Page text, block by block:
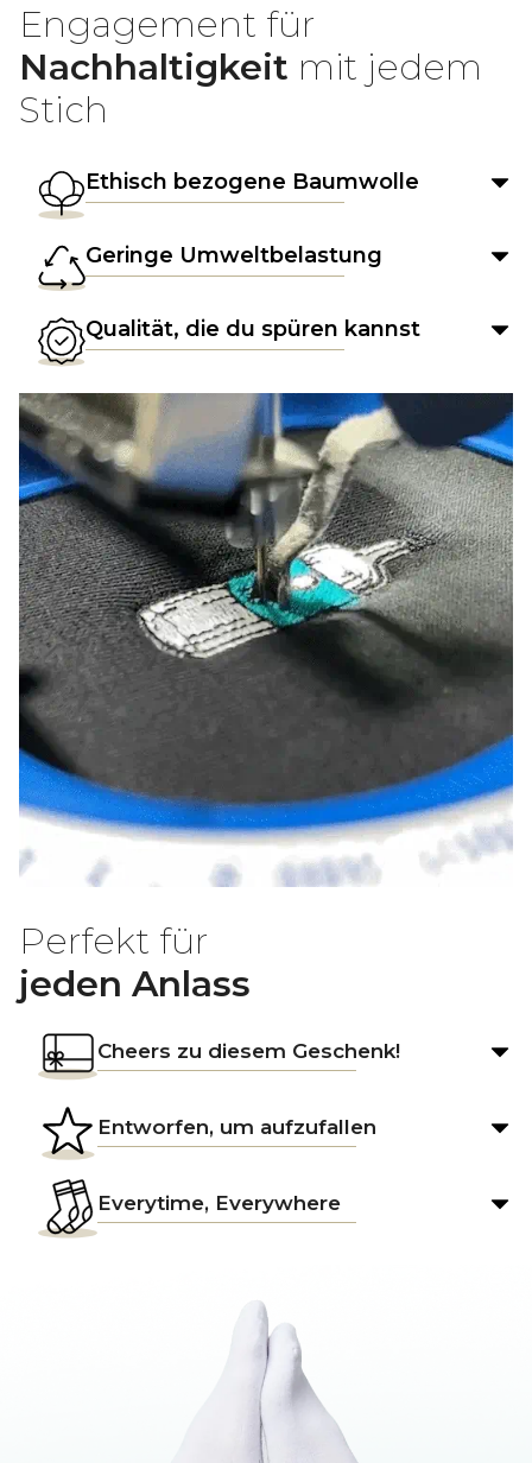
Engagement für
Nachhaltigkeit mit jedem
Stich
Ethisch bezogene Baumwolle
Geringe Umweltbelastung
Qualität, die du spüren kannst
Perfekt für
jeden Anlass
Cheers zu diesem Geschenk!
Entworfen, um aufzufallen
Everytime, Everywhere